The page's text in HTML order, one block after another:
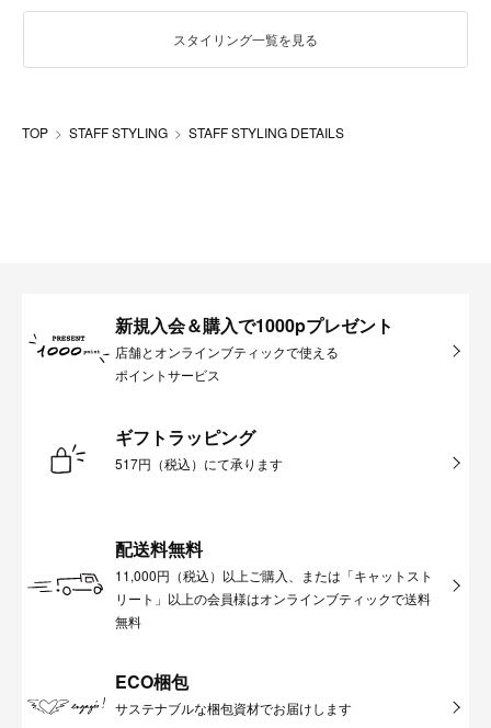
スタイリング一覧を見る
TOP STAFF STYLING STAFF STYLING DETAILS
新規入会＆購入で1000pプレゼント
店舗とオンラインブティックで使える
ポイントサービス
ギフトラッピング
517円（税込）にて承ります
配送料無料
11,000円（税込）以上ご購入、または「キャットスト
リート」以上の会員様はオンラインブティックで送料
無料
ECO梱包
サステナブルな梱包資材でお届けします